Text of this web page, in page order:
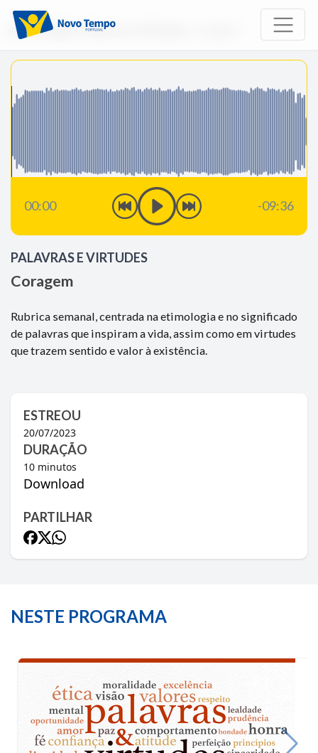
Início Rádio Palavras e Virtudes
00:00 -09:36
PALAVRAS E VIRTUDES
Coragem
Rubrica semanal, centrada na etimologia e no significado
de palavras que inspiram a vida, assim como em virtudes
que trazem sentido e valor à existência.
ESTREOU
20/07/2023
DURAÇÃO
10 minutos
Download
PARTILHAR
NESTE PROGRAMA